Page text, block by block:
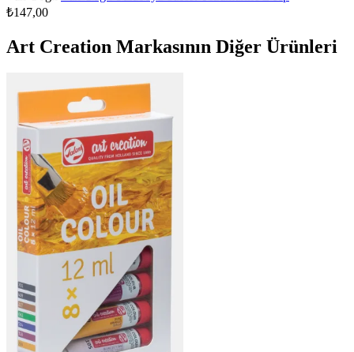
₺147,00
Art Creation Markasının Diğer Ürünleri